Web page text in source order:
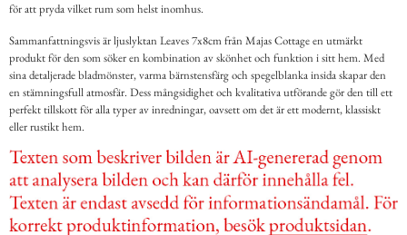
för att pryda vilket rum som helst inomhus.
Sammanfattningsvis är ljuslyktan Leaves 7x8cm från Majas Cottage en utmärkt
produkt för den som söker en kombination av skönhet och funktion i sitt hem. Med
sina detaljerade bladmönster, varma bärnstensfärg och spegelblanka insida skapar den
en stämningsfull atmosfär. Dess mångsidighet och kvalitativa utförande gör den till ett
perfekt tillskott för alla typer av inredningar, oavsett om det är ett modernt, klassiskt
eller rustikt hem.